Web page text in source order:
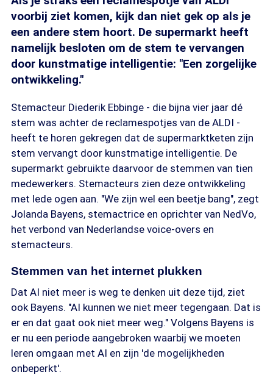
voorbij ziet komen, kijk dan niet gek op als je
een andere stem hoort. De supermarkt heeft
namelijk besloten om de stem te vervangen
door kunstmatige intelligentie: "Een zorgelijke
ontwikkeling."
Stemacteur Diederik Ebbinge - die bijna vier jaar dé
stem was achter de reclamespotjes van de ALDI -
heeft te horen gekregen dat de supermarktketen zijn
stem vervangt door kunstmatige intelligentie. De
supermarkt gebruikte daarvoor de stemmen van tien
medewerkers. Stemacteurs zien deze ontwikkeling
met lede ogen aan. "We zijn wel een beetje bang", zegt
Jolanda Bayens, stemactrice en oprichter van NedVo,
het verbond van Nederlandse voice-overs en
stemacteurs.
Stemmen van het internet plukken
Dat AI niet meer is weg te denken uit deze tijd, ziet
ook Bayens. "AI kunnen we niet meer tegengaan. Dat is
er en dat gaat ook niet meer weg." Volgens Bayens is
er nu een periode aangebroken waarbij we moeten
leren omgaan met AI en zijn 'de mogelijkheden
onbeperkt'.